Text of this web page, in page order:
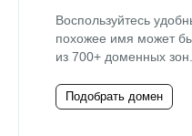
Воспользуйтесь
похожее имя может
из 700+ доменных зон.
Подобрать домен